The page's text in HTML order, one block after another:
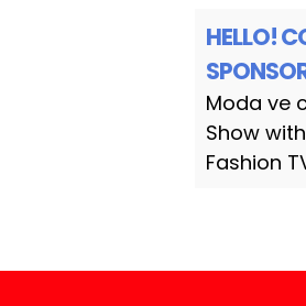
HELLO!
Moda ve
Show
Fashion